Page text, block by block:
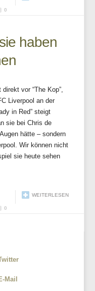
0
haben
vor “The Kop”,
Liverpool an der
in Red” steigt
sie bei Chris de
hätte – sondern
Wir können nicht
sie heute sehen
WEITERLESEN
0
Mail